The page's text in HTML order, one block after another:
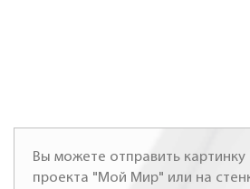
Вы можете отправить картинку
проекта "Мой Мир" или на